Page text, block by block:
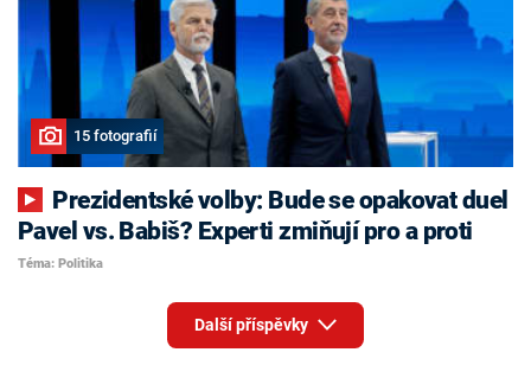
15 fotografií
Pavel vs. Babiš? Experti zmiňují pro a proti
Téma: Politika
Další příspěvky